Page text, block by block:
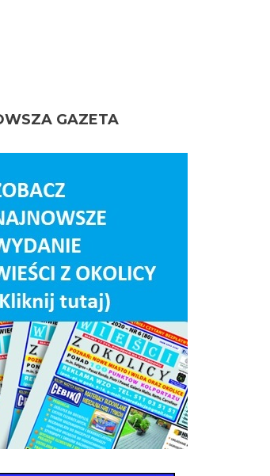
GAZETA